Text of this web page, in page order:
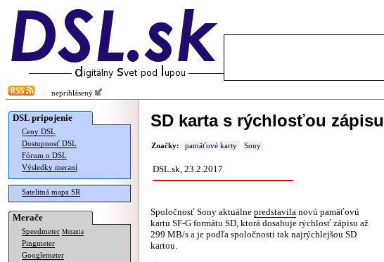
neprihlásený
DSL pripojenie
Ceny DSL
Dostupnosť DSL
Fórum o DSL
Výsledky meraní
Satelitná mapa SR
Merače
Speedmeter Merania
Pingmeter
Googlemeter
SD karta s rýchlosťou
Značky: pamäťové karty Sony
DSL.sk, 23.2.2017
Spoločnosť Sony aktuálne predstavila novú pamäťovú
kartu SF-G formátu SD, ktorá dosahuje rýchlosť zápisu až
299 MB/s a je podľa spoločnosti tak najrýchlejšou SD
kartou.